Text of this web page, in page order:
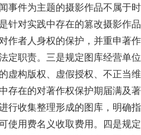
事件为主题的摄影作品不属于时
针对实践中存在的篡改摄影作品
作者人身权的保护，并重申著作
定职责。三是规定图库经营单位
虚构版权、虚假授权、不正当维
存在的对著作权保护期届满及著
行收集整理形成的图库，明确指
使用费名义收取费用。四是规定